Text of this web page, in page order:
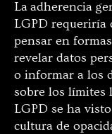
La adherencia
LGPD requeriría
pensar en
revelar datos
o informar a los
sobre los límites
LGPD se ha
cultura de